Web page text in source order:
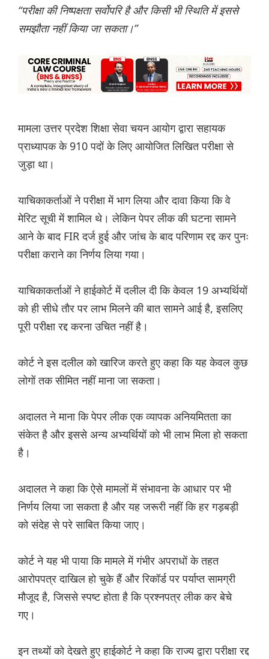
“परीक्षा की निष्पक्षता सर्वोपरि है और किसी भी स्थिति में इससे
समझौता नहीं किया जा सकता।”
मामला उत्तर प्रदेश शिक्षा सेवा चयन आयोग द्वारा सहायक
प्राध्यापक के 910 पदों के लिए आयोजित लिखित परीक्षा से
जुड़ा था।
याचिकाकर्ताओं ने परीक्षा में भाग लिया और दावा किया कि वे
मेरिट सूची में शामिल थे। लेकिन पेपर लीक की घटना सामने
आने के बाद FIR दर्ज हुई और जांच के बाद परिणाम रद्द कर पुनः
परीक्षा कराने का निर्णय लिया गया।
याचिकाकर्ताओं ने हाईकोर्ट में दलील दी कि केवल 19 अभ्यर्थियों
को ही सीधे तौर पर लाभ मिलने की बात सामने आई है, इसलिए
पूरी परीक्षा रद्द करना उचित नहीं है।
कोर्ट ने इस दलील को खारिज करते हुए कहा कि यह केवल कुछ
लोगों तक सीमित नहीं माना जा सकता।
अदालत ने माना कि पेपर लीक एक व्यापक अनियमितता का
संकेत है और इससे अन्य अभ्यर्थियों को भी लाभ मिला हो सकता
है।
अदालत ने कहा कि ऐसे मामलों में संभावना के आधार पर भी
निर्णय लिया जा सकता है और यह जरूरी नहीं कि हर गड़बड़ी
को संदेह से परे साबित किया जाए।
कोर्ट ने यह भी पाया कि मामले में गंभीर अपराधों के तहत
आरोपपत्र दाखिल हो चुके हैं और रिकॉर्ड पर पर्याप्त सामग्री
मौजूद है, जिससे स्पष्ट होता है कि प्रश्नपत्र लीक कर बेचे
गए।
इन तथ्यों को देखते हुए हाईकोर्ट ने कहा कि राज्य द्वारा परीक्षा रद्द